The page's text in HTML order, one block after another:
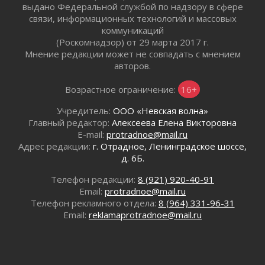
В Ивангороде назвали новых почетных
граждан Ленинградской области
02 августа 2026
Готовность №1
Километровые столбы «Дороги жизни»
отправили на реставрацию
02 августа 2026
Ленобласть внедрила передовую подготовку
операторов БПЛА
02 августа 2026
В Ивангороде появилась «Избушка-
воробушка»
Юхла, мука, кантеле и Водяной
01 августа 2026
выдано Федеральной службой по надзору в сфере
связи, информационных технологий и массовых
коммуникаций
(Роскомнадзор) от 29 марта 2017 г.
Мнение редакции может не совпадать с мнением
авторов.
Возрастное ограничение: 16+
Учредитель: ООО «Невская волна»
Главный редактор: Алексеева Елена Викторовна
E-mail: protradnoe@mail.ru
Адрес редакции: г. Отрадное, Ленинградское шоссе,
д. 6Б.
Телефон редакции: 8 (921) 920-40-91
Email: protradnoe@mail.ru
Телефон рекламного отдела: 8 (964) 331-96-31
Email: reklamaprotradnoe@mail.ru